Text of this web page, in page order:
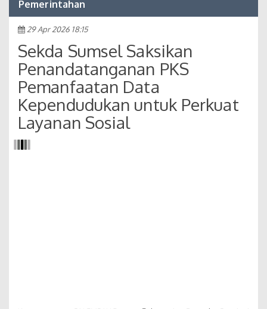
Pemerintahan
29 Apr 2026 18:15
Sekda Sumsel Saksikan
Penandatanganan PKS
Pemanfaatan Data
Kependudukan untuk Perkuat
Layanan Sosial